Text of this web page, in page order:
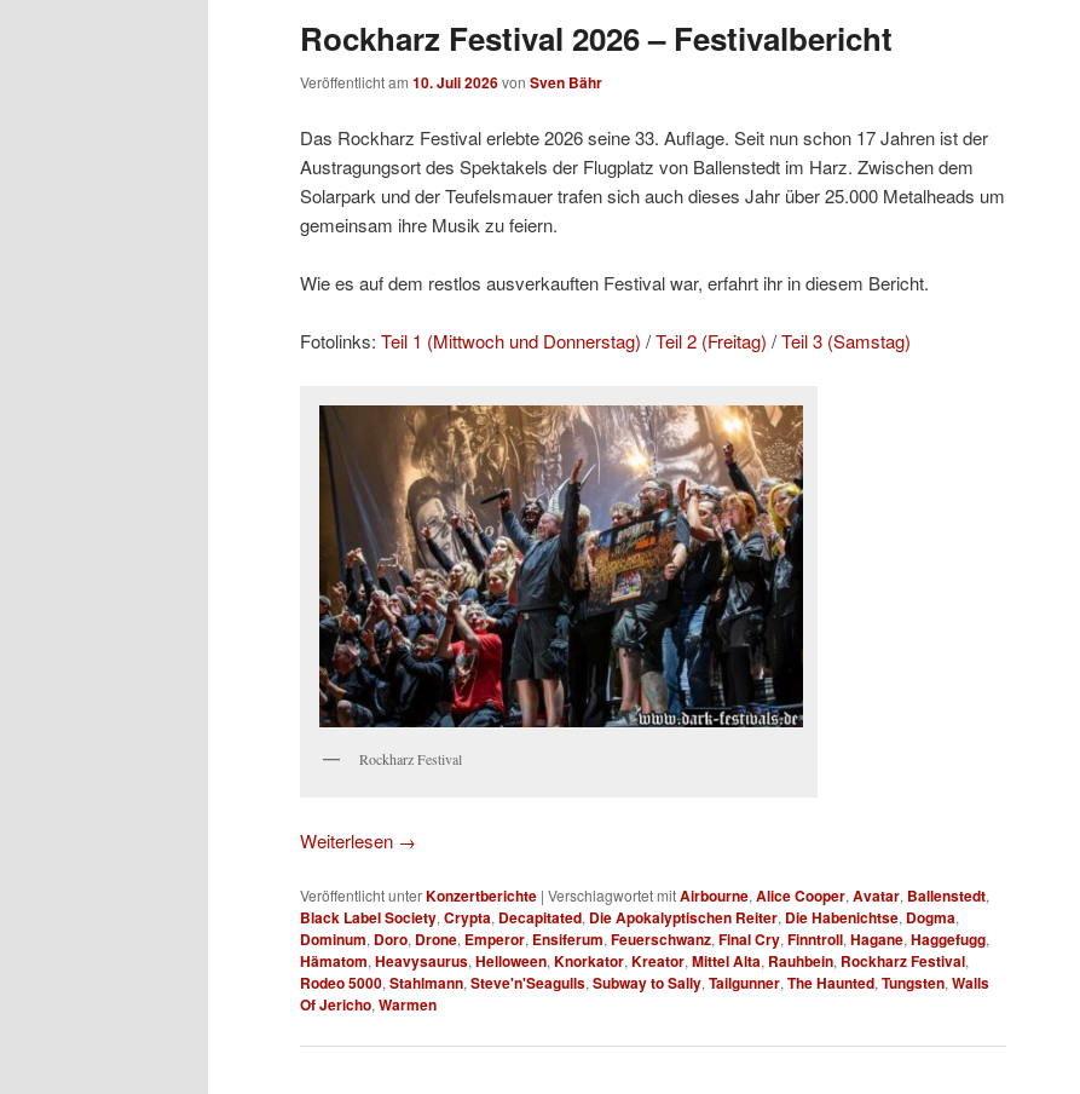
Rockharz Festival 2026 – Festivalbericht
Veröffentlicht am 10. Juli 2026von Sven Bähr
Das Rockharz Festival erlebte 2026 seine 33. Auflage. Seit nun schon 17 Jahren ist der
Austragungsort des Spektakels der Flugplatz von Ballenstedt im Harz. Zwischen dem
Solarpark und der Teufelsmauer trafen sich auch dieses Jahr über 25.000 Metalheads um
gemeinsam ihre Musik zu feiern.
Wie es auf dem restlos ausverkauften Festival war, erfahrt ihr in diesem Bericht.
Fotolinks: Teil 1 (Mittwoch und Donnerstag) /Teil 2 (Freitag) /Teil 3 (Samstag)
Rockharz Festival
Weiterlesen →
Veröffentlicht unterKonzertberichte | Verschlagwortet mitAirbourne, Alice Cooper, Avatar, Ballenstedt,
Black Label Society, Crypta, Decapitated, Die Apokalyptischen Reiter, Die Habenichtse, Dogma,
Dominum, Doro, Drone, Emperor, Ensiferum, Feuerschwanz, Final Cry, Finntroll, Hagane, Haggefugg,
Hämatom, Heavysaurus, Helloween, Knorkator, Kreator, Mittel Alta, Rauhbein, Rockharz Festival,
Rodeo 5000, Stahlmann, Steve'n'Seagulls, Subway to Sally, Tailgunner, The Haunted, Tungsten, Walls
Of Jericho, Warmen